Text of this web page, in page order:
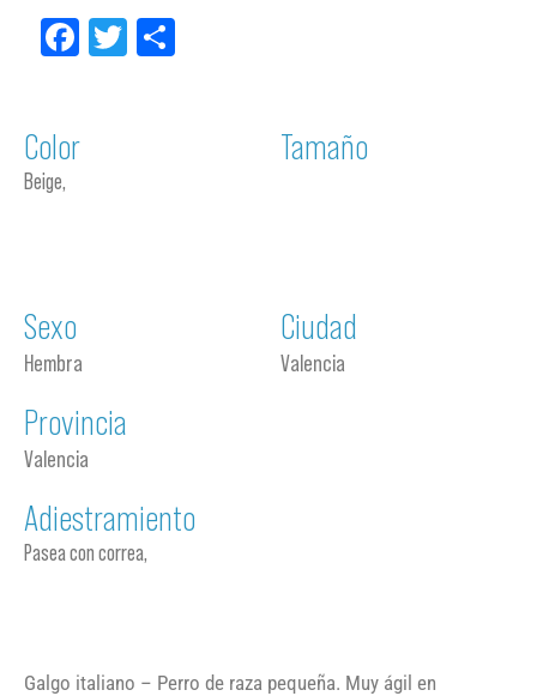
Facebook
Twitter
Color
Beige,
Tamaño
Sexo
Hembra
Ciudad
Valencia
Provincia
Valencia
Adiestramiento
Pasea con correa,
Galgo italiano – Perro de raza pequeña. Muy ágil en